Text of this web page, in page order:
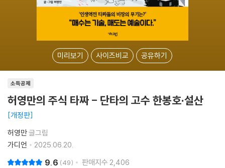
미리보기 사이즈비교 공유하기
소득공제
허영만의 주식 타짜 - 단타의 고수 한봉호·설산
개정판
허영만글그림
가디언
2025.06.20.
9.6 49 판매지수 2,406